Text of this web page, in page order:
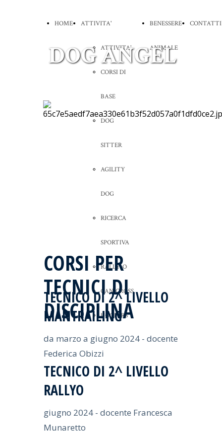
HOME ATTIVITA'
ATTIVITA'
CORSI DI
BASE
DOG
SITTER
AGILITY
DOG
RICERCA
SPORTIVA
RALLY-O
CANICROSS
HOOPERS
BENESSERE
ANIMALE
CONTATTI
DOG ANGEL
CORSI PER
TECNICI DI
DISCIPLINA
TECNICO DI 2^LIVELLO
MANTRAILING
da marzo a giugno 2024 - docente
Federica Obizzi
TECNICO DI 2^ LIVELLO
RALLYO
giugno 2024 - docente Francesca
Munaretto